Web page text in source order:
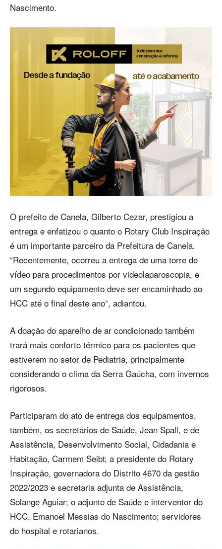
Nascimento.
O prefeito de Canela, Gilberto Cezar, prestigiou a
entrega e enfatizou o quanto o Rotary Club Inspiração
é um importante parceiro da Prefeitura de Canela.
“Recentemente, ocorreu a entrega de uma torre de
vídeo para procedimentos por videolaparoscopia, e
um segundo equipamento deve ser encaminhado ao
HCC até o final deste ano”, adiantou.
A doação do aparelho de ar condicionado também
trará mais conforto térmico para os pacientes que
estiverem no setor de Pediatria, principalmente
considerando o clima da Serra Gaúcha, com invernos
rigorosos.
Participaram do ato de entrega dos equipamentos,
também, os secretários de Saúde, Jean Spall, e de
Assistência, Desenvolvimento Social, Cidadania e
Habitação, Carmem Seibt; a presidente do Rotary
Inspiração, governadora do Distrito 4670 da gestão
2022/2023 e secretaria adjunta de Assistência,
Solange Aguiar; o adjunto de Saúde e interventor do
HCC, Emanoel Messias do Nascimento; servidores
do hospital e rotarianos.